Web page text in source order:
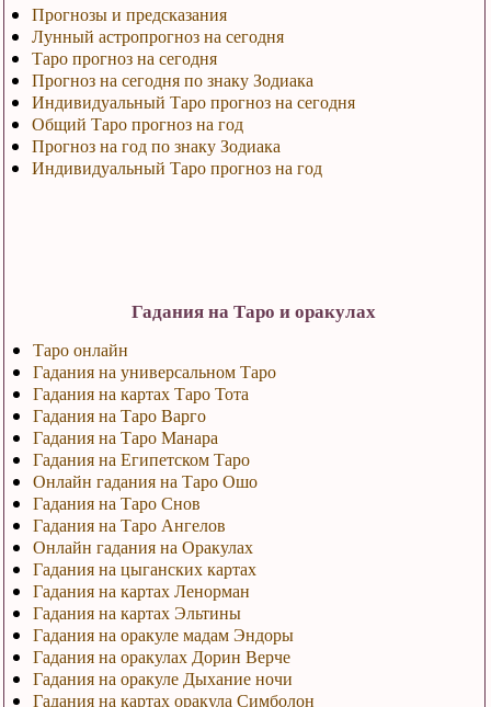
Прогнозы и предсказания
Лунный астропрогноз на сегодня
Таро прогноз на сегодня
Прогноз на сегодня по знаку Зодиака
Индивидуальный Таро прогноз на сегодня
Общий Таро прогноз на год
Прогноз на год по знаку Зодиака
Индивидуальный Таро прогноз на год
Гадания на Таро и оракулах
Таро онлайн
Гадания на универсальном Таро
Гадания на картах Таро Тота
Гадания на Таро Варго
Гадания на Таро Манара
Гадания на Египетском Таро
Онлайн гадания на Таро Ошо
Гадания на Таро Снов
Гадания на Таро Ангелов
Онлайн гадания на Оракулах
Гадания на цыганских картах
Гадания на картах Ленорман
Гадания на картах Эльтины
Гадания на оракуле мадам Эндоры
Гадания на оракулах Дорин Верче
Гадания на оракуле Дыхание ночи
Гадания на картах оракула Симболон